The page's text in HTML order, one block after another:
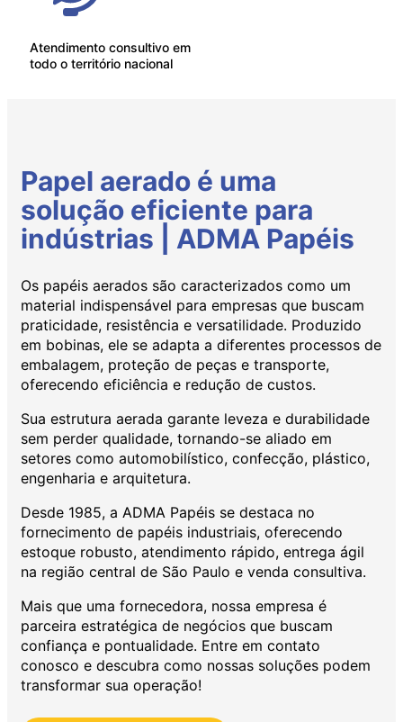
Atendimento consultivo em
todo o território nacional
Papel aerado é uma
solução eficiente para
indústrias | ADMA Papéis
Os papéis aerados são caracterizados como um
material indispensável para empresas que buscam
praticidade, resistência e versatilidade. Produzido
em bobinas, ele se adapta a diferentes processos de
embalagem, proteção de peças e transporte,
oferecendo eficiência e redução de custos.
Sua estrutura aerada garante leveza e durabilidade
sem perder qualidade, tornando-se aliado em
setores como automobilístico, confecção, plástico,
engenharia e arquitetura.
Desde 1985, a ADMA Papéis se destaca no
fornecimento de papéis industriais, oferecendo
estoque robusto, atendimento rápido, entrega ágil
na região central de São Paulo e venda consultiva.
Mais que uma fornecedora, nossa empresa é
parceira estratégica de negócios que buscam
confiança e pontualidade. Entre em contato
conosco e descubra como nossas soluções podem
transformar sua operação!